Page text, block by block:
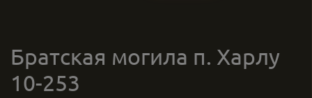
Братская могила п. Харлу
10-253